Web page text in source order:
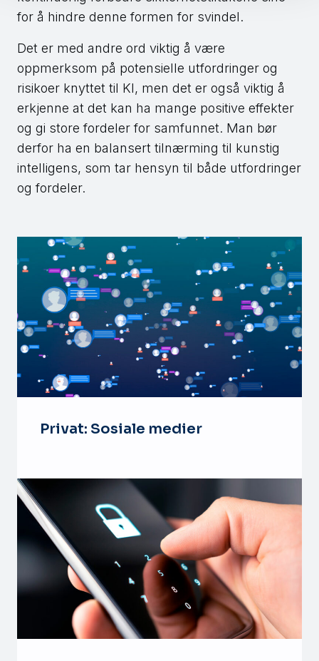
for å hindre denne formen for svindel.
Det er med andre ord viktig å være
oppmerksom på potensielle utfordringer og
risikoer knyttet til KI, men det er også viktig å
erkjenne at det kan ha mange positive effekter
og gi store fordeler for samfunnet. Man bør
derfor ha en balansert tilnærming til kunstig
intelligens, som tar hensyn til både utfordringer
og fordeler.
Privat: Sosiale medier